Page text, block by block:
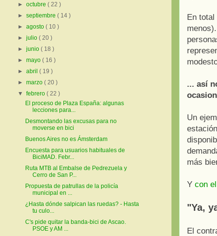
En
... así
Un
más
Y con
"Ya,
El
►octubre( 22 )
►septiembre( 14 )
►agosto( 10 )
►julio( 20 )
►junio( 18 )
►mayo( 16 )
►abril( 19 )
►marzo( 20 )
▼febrero( 22 )
El proceso de Plaza España: algunas
lecciones para...
Desmontando las excusas para no
moverse en bici
Buenos Aires no es Ámsterdam
Encuesta para usuarios habituales de
BiciMAD. Febr...
Ruta MTB al Embalse de Pedrezuela y
Cerro de San P...
Propuesta de patrullas de la policía
municipal en ...
¿Hasta dónde salpican las ruedas? - Hasta
tu culo...
C's pide quitar la banda-bici de Ascao.
PSOE y AM ...